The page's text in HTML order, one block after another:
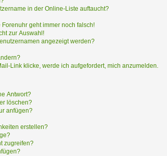
in der Online-Liste auftaucht?
geht immer noch falsch!
zur Auswahl!
angezeigt werden?
Link klicke, werde ich aufgefordert, mich anzumelden.
Antwort?
löschen?
anfügen?
erstellen?
zugreifen?